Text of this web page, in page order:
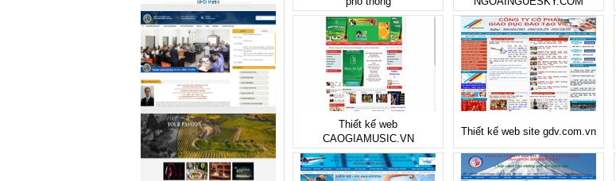
Thiết kế web
CAOGIAMUSIC.VN
Thiết kế web site gdv.com.vn